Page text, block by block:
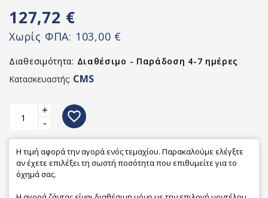
127,72 €
Χωρίς ΦΠΑ: 103,00 €
Διαθεσιμότητα: Διαθέσιμο - Παράδοση 4-7 ημέρες
Κατασκευαστής: CMS
+
-
favorite_border
Η τιμή αφορά την αγορά ενός τεμαχίου. Παρακαλούμε ελέγξτε
αν έχετε επιλέξει τη σωστή ποσότητα που επιθυμείτε για το
όχημά σας.